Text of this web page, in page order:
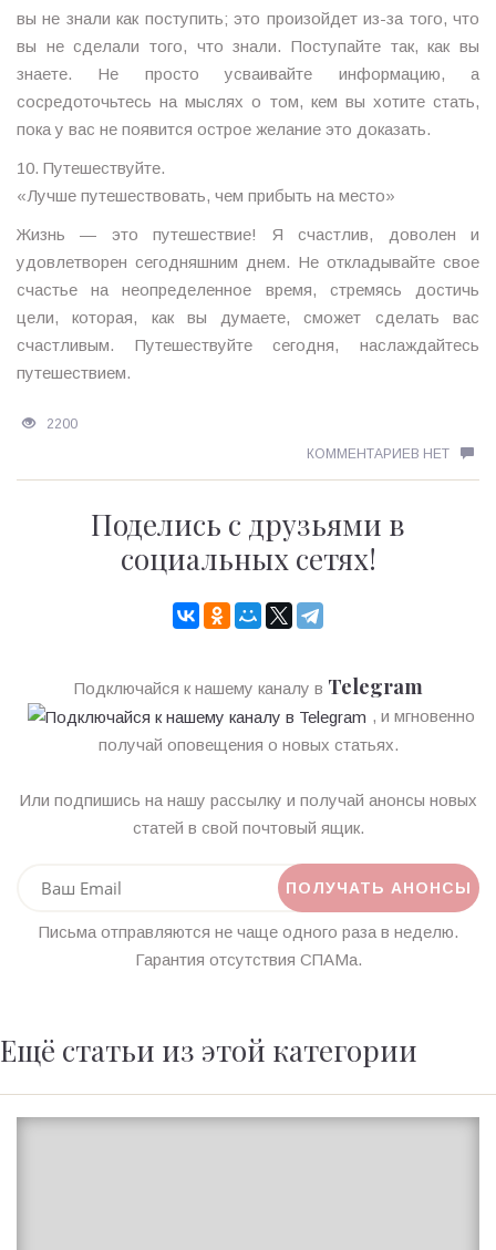
вы не знали как поступить; это произойдет из-за того, что
вы не сделали того, что знали. Поступайте так, как вы
знаете. Не просто усваивайте информацию, а
сосредоточьтесь на мыслях о том, кем вы хотите стать,
пока у вас не появится острое желание это доказать.
10. Путешествуйте.
«Лучше путешествовать, чем прибыть на место»
Жизнь — это путешествие! Я счастлив, доволен и
удовлетворен сегодняшним днем. Не откладывайте свое
счастье на неопределенное время, стремясь достичь
цели, которая, как вы думаете, сможет сделать вас
счастливым. Путешествуйте сегодня, наслаждайтесь
путешествием.
2200
КОММЕНТАРИЕВ НЕТ
Поделись с друзьями в
социальных сетях!
Подключайся к нашему каналу в Telegram
, и мгновенно
получай оповещения о новых статьях.
Или подпишись на нашу рассылку и получай анонсы новых
статей в свой почтовый ящик.
Письма отправляются не чаще одного раза в неделю.
Гарантия отсутствия СПАМа.
Ещё статьи из этой категории